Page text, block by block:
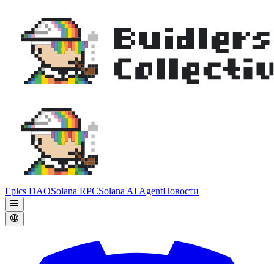
Epics DAOSolana RPCSolana AI AgentНовости